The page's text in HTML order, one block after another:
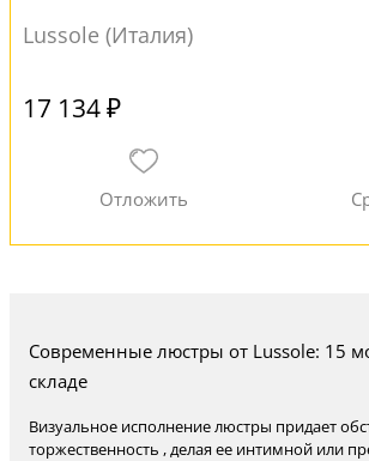
Lussole (Италия)
17 134 ₽
Современные люстры от Lussole: 15
складе
Визуальное исполнение люстры придает
торжественность , делая ее интимной или